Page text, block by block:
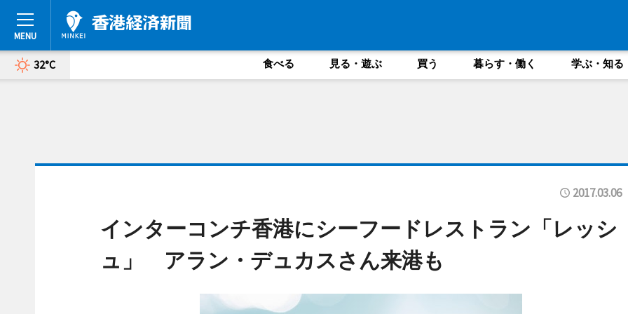
32°C 食べる 見る・遊ぶ 買う 暮らす・働く 学ぶ・知る
2017.03.06
インターコンチ香港にシーフードレストラン「レッシ
ュ」 アラン・デュカスさん来港も